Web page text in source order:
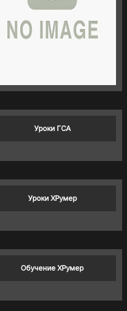
Уроки ГСА
Уроки ХРумер
Обучение ХРумер